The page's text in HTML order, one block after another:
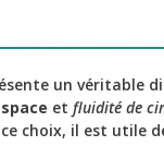
un véritable
et fluidité de
choix, il est utile